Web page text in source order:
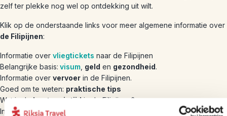
zelf ter plekke nog wel op ontdekking uit wilt.
Klik op de onderstaande links voor meer algemene informatie over
de Filipijnen:
Informatie over vliegtickets naar de Filipijnen
Belangrijke basis: visum geld en gezondheid.
Informatie over vervoer in de Filipijnen.
Goed om te weten: praktische tips
Wat is debeste reistijdin de Filipijnen?
Informatie overslaapplekken